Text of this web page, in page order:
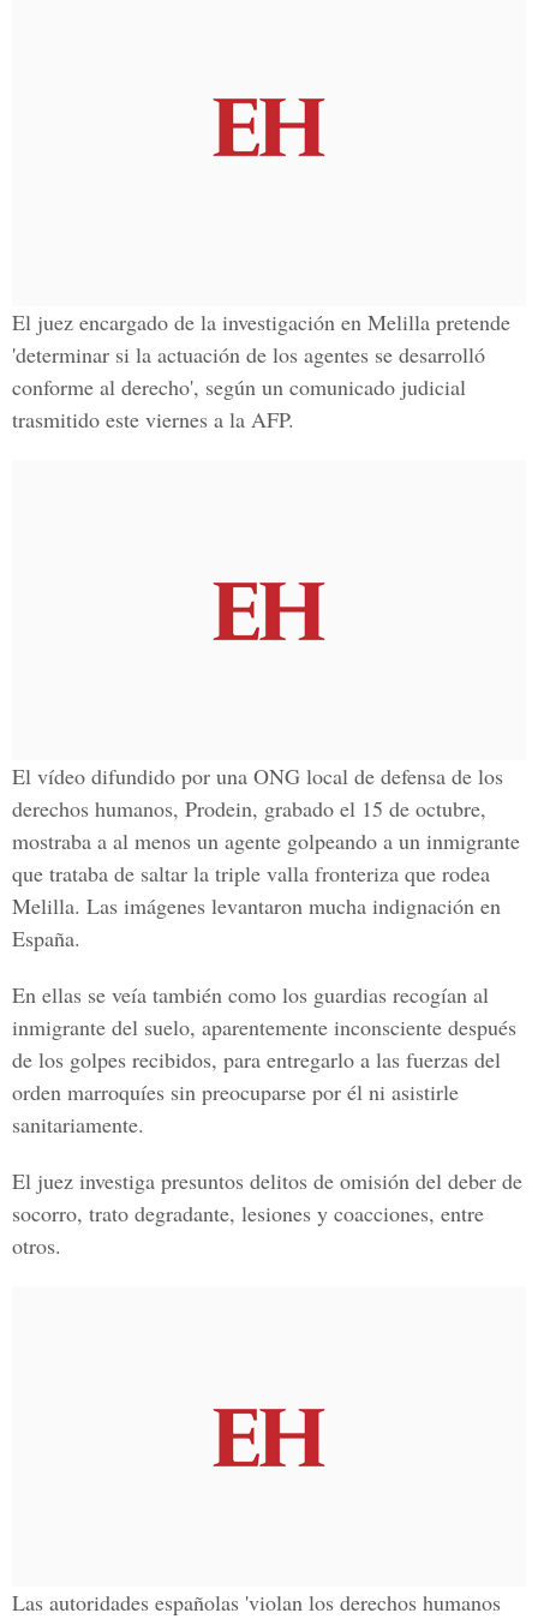
El juez encargado de la investigación en Melilla pretende
'determinar si la actuación de los agentes se desarrolló
conforme al derecho', según un comunicado judicial
trasmitido este viernes a la AFP.
El vídeo difundido por una ONG local de defensa de los
derechos humanos, Prodein, grabado el 15 de octubre,
mostraba a al menos un agente golpeando a un inmigrante
que trataba de saltar la triple valla fronteriza que rodea
Melilla. Las imágenes levantaron mucha indignación en
España.
En ellas se veía también como los guardias recogían al
inmigrante del suelo, aparentemente inconsciente después
de los golpes recibidos, para entregarlo a las fuerzas del
orden marroquíes sin preocuparse por él ni asistirle
sanitariamente.
El juez investiga presuntos delitos de omisión del deber de
socorro, trato degradante, lesiones y coacciones, entre
otros.
Las autoridades españolas 'violan los derechos humanos